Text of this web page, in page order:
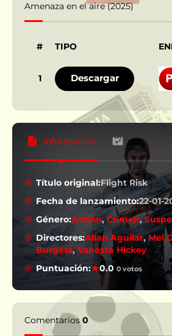
Amenaza en el aire (2025)
# TIPO
1 Descargar
Información
Título original:Flight Risk
Fecha de lanzamiento:22-01-
Género:Acción,Crimen,
Directores:Allan Aguilar, Mel
Burgess,Vanessa Hickey
Puntuación:
0.0 0 votos
Comentarios0